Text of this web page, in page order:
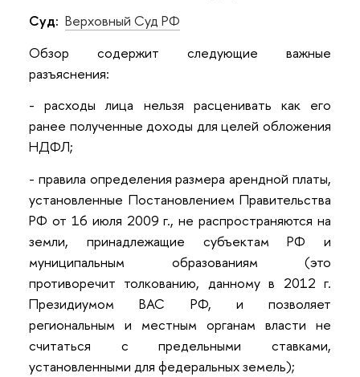
Суд: Верховный Суд РФ
Обзор содержит следующие важные
разъяснения:
- расходы лица нельзя расценивать как его
ранее полученные доходы для целей обложения
НДФЛ;
- правила определения размера арендной платы,
установленные Постановлением Правительства
РФ от 16 июля 2009 г., не распространяются на
земли, принадлежащие субъектам РФ и
муниципальным образованиям (это
противоречит толкованию, данному в 2012 г.
Президиумом ВАС РФ, и позволяет
региональным и местным органам власти не
считаться с предельными ставками,
установленными для федеральных земель);